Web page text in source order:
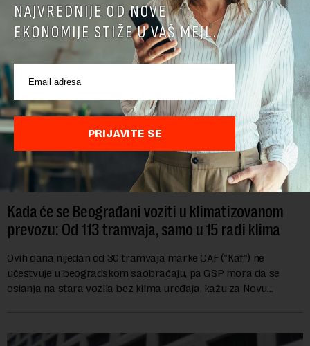
Kada će se Beograđani voziti u klimatizovanom
prevozu: Od 113 tramvaja, samo u 15 radi klima
Ovih dana nijedan od 30 tramvaja marke CAF ("Kaf") ne
učestvuje u beogradskom saobraćaju, pa GSP mora da se
oslanja na stara vozila bez klima uređaja, kažu za Novu
NAJVREDNIJE OD NOVE
EKONOMIJE STIŽE U VAŠ MEJL.
PRIJAVITE SE